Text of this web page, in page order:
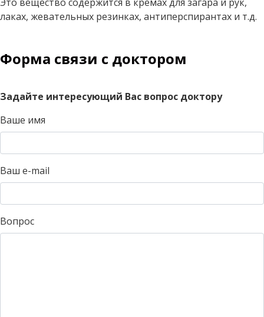
лаках, жевательных резинках, антиперспирантах и т.д.
Форма связи с доктором
Задайте интересующий Вас вопрос доктору
Ваше имя
Ваш e-mail
Вопрос